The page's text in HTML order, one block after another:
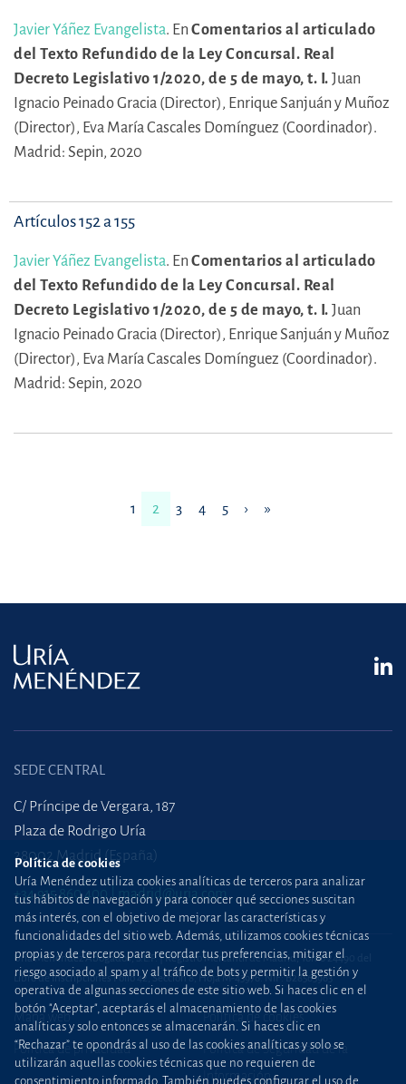
Javier Yáñez Evangelista. En Comentarios al articulado
del Texto Refundido de la Ley Concursal. Real
Decreto Legislativo 1/2020, de 5 de mayo, t. I. Juan
Ignacio Peinado Gracia (Director), Enrique Sanjuán y Muñoz
(Director), Eva María Cascales Domínguez (Coordinador).
Madrid: Sepin, 2020
Artículos 152 a 155
Javier Yáñez Evangelista. En Comentarios al articulado
del Texto Refundido de la Ley Concursal. Real
Decreto Legislativo 1/2020, de 5 de mayo, t. I. Juan
Ignacio Peinado Gracia (Director), Enrique Sanjuán y Muñoz
(Director), Eva María Cascales Domínguez (Coordinador).
Madrid: Sepin, 2020
1 2 3 4 5 › »
SEDE CENTRAL
C/ Príncipe de Vergara, 187
Plaza de Rodrigo Uría
28002 Madrid (España)
+34 915 860 400 madrid@uria.com
Uría Menéndez Abogados, S.L.P. | Registro Mercantil de Madrid, Tomo 24490 del
Libro de Inscripciones Folio 42, Sección 8, Hoja M-43976. NIF: B28563963
Mapa web Política de cookies
Política de privacidad
Política de Seguridad de la
Información
Política de cookies
Uría Menéndez utiliza cookies analíticas de terceros para analizar
tus hábitos de navegación y para conocer qué secciones suscitan
más interés, con el objetivo de mejorar las características y
funcionalidades del sitio web. Además, utilizamos cookies técnicas
propias y de terceros para recordar tus preferencias, mitigar el
riesgo asociado al spam y al tráfico de bots y permitir la gestión y
operativa de algunas secciones de este sitio web. Si haces clic en el
botón "Aceptar", aceptarás el almacenamiento de las cookies
analíticas y solo entonces se almacenarán. Si haces clic en
“Rechazar” te opondrás al uso de las cookies analíticas y solo se
utilizarán aquellas cookies técnicas que no requieren de
consentimiento informado. También puedes configurar el uso de